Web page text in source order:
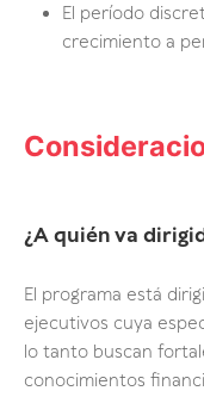
El período
crecimiento a
¿A quién va
El programa está
ejecutivos cuya
lo tanto buscan
conocimientos